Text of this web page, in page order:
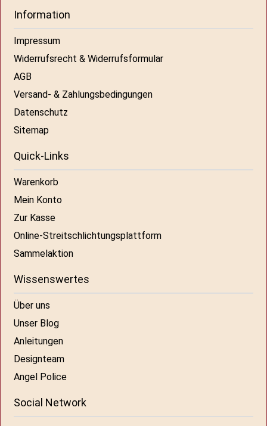
Information
Impressum
Widerrufsrecht & Widerrufsformular
AGB
Versand- & Zahlungsbedingungen
Datenschutz
Sitemap
Quick-Links
Warenkorb
Mein Konto
Zur Kasse
Online-Streitschlichtungsplattform
Sammelaktion
Wissenswertes
Über uns
Unser Blog
Anleitungen
Designteam
Angel Police
Social Network